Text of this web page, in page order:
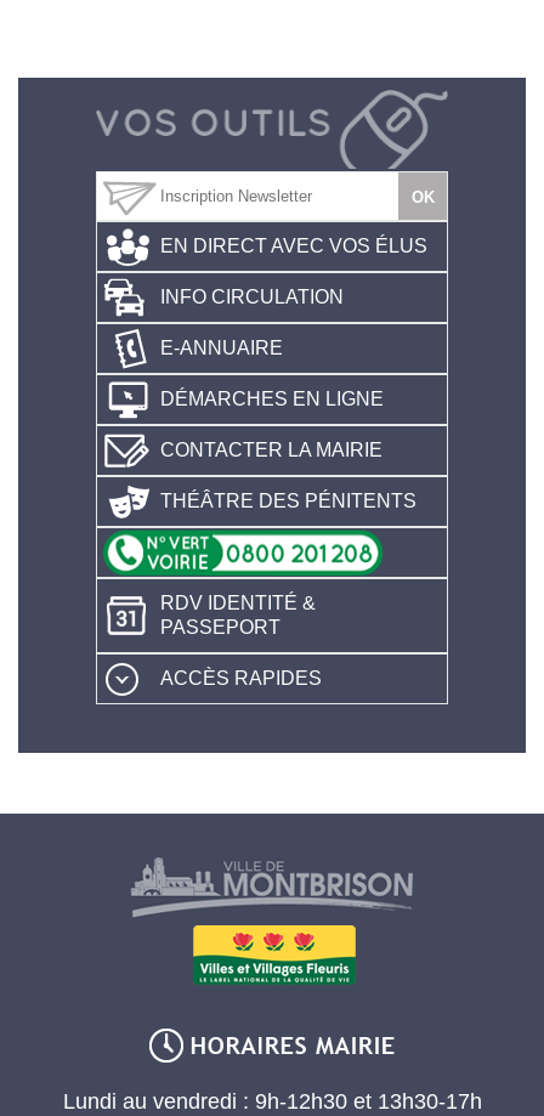
EN DIRECT AVEC VOS ÉLUS
INFO CIRCULATION
E-ANNUAIRE
DÉMARCHES EN LIGNE
CONTACTER LA MAIRIE
THÉÂTRE DES PÉNITENTS
RDV IDENTITÉ &
PASSEPORT
ACCÈS RAPIDES
Lundi au vendredi : 9h-12h30 et 13h30-17h